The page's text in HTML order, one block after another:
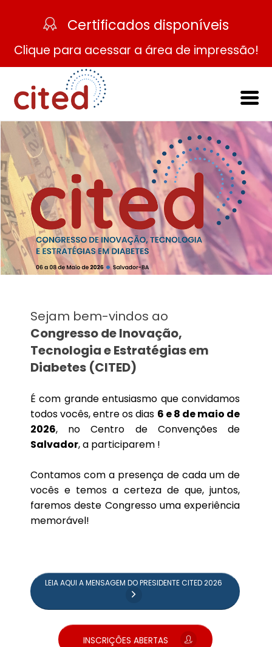
Certificados disponíveis
Clique para acessar a área de impressão!
Home
Sobre o evento
Mensagem do Presidente
Comissões
Convidados
Expositores
Evento parceiro
Inscrição
Programação
Hospedagem
Área Restrita
Sejam bem-vindos ao
Congresso de Inovação,
Tecnologia e Estratégias em
Diabetes (CITED)
É com grande entusiasmo que convidamos
todos vocês, entre os dias 6 e 8 de maio de
2026, no Centro de Convenções de
Salvador, a participarem !
Contamos com a presença de cada um de
vocês e temos a certeza de que, juntos,
faremos deste Congresso uma experiência
memorável!
LEIA AQUI A MENSAGEM DO PRESIDENTE CITED 2026
INSCRIÇÕES ABERTAS